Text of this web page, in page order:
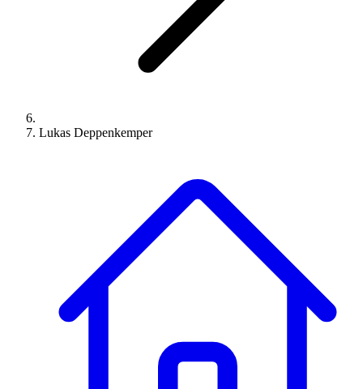
Lukas Deppenkemper